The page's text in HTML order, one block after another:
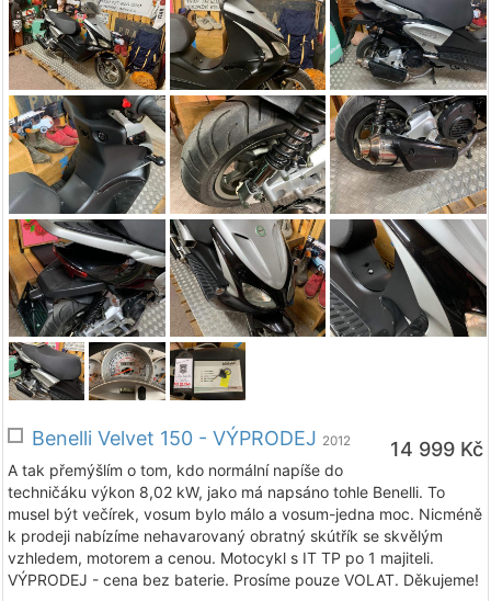
14 999 Kč
Benelli Velvet 150 - VÝPRODEJ 2012
A tak přemýšlím o tom, kdo normální napíše do
techničáku výkon 8,02 kW, jako má napsáno tohle Benelli. To
musel být večírek, vosum bylo málo a vosum-jedna moc. Nicméně
k prodeji nabízíme nehavarovaný obratný skútřík se skvělým
vzhledem, motorem a cenou. Motocykl s IT TP po 1 majiteli.
VÝPRODEJ - cena bez baterie. Prosíme pouze VOLAT. Děkujeme!